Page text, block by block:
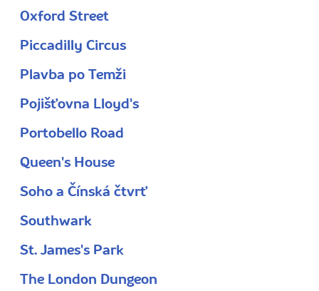
Oxford Street
Piccadilly Circus
Plavba po Temži
Pojišťovna Lloyd's
Portobello Road
Queen's House
Soho a Čínská čtvrť
Southwark
St. James's Park
The London Dungeon